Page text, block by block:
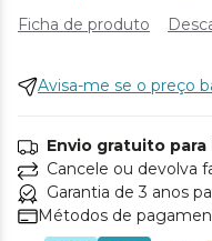
Ficha de produto
Avisa-me se o preço
Envio gratuito
Cancele ou devolva
Garantia de 3 anos
Métodos de